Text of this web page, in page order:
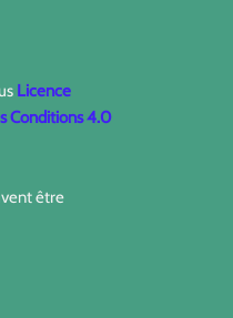
Licence
Conditions 4.0
être